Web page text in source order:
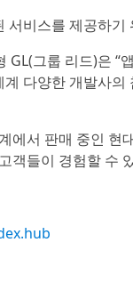
비스를 제공하
그룹 리드)은 “
다양한 개발사
에서 판매 중인
객들이 경험할 수